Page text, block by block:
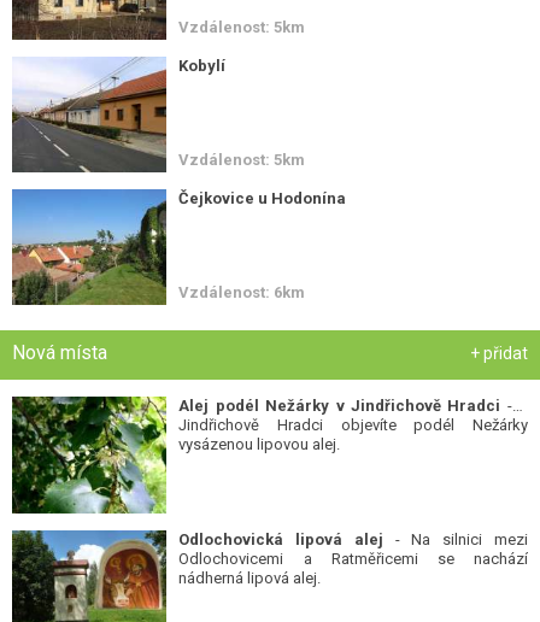
Vzdálenost: 5km
Kobylí
Vzdálenost: 5km
Čejkovice u Hodonína
Vzdálenost: 6km
Nová místa + přidat
Alej podél Nežárky v Jindřichově Hradci - V
Jindřichově Hradci objevíte podél Nežárky
vysázenou lipovou alej.
Odlochovická lipová alej - Na silnici mezi
Odlochovicemi a Ratměřicemi se nachází
nádherná lipová alej.